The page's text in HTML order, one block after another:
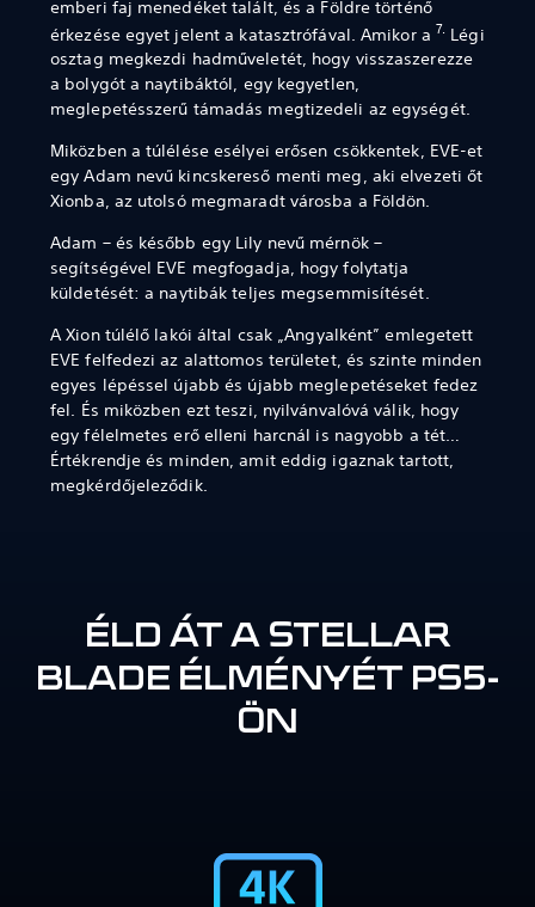
emberi faj menedéket talált, és a Földre történő
érkezése egyet jelent a katasztrófával. Amikor a 7. Légi
osztag megkezdi hadműveletét, hogy visszaszerezze
a bolygót a naytibáktól, egy kegyetlen,
meglepetésszerű támadás megtizedeli az egységét.
Miközben a túlélése esélyei erősen csökkentek, EVE-et
egy Adam nevű kincskereső menti meg, aki elvezeti őt
Xionba, az utolsó megmaradt városba a Földön.
Adam – és később egy Lily nevű mérnök –
segítségével EVE megfogadja, hogy folytatja
küldetését: a naytibák teljes megsemmisítését.
A Xion túlélő lakói által csak „Angyalként” emlegetett
EVE felfedezi az alattomos területet, és szinte minden
egyes lépéssel újabb és újabb meglepetéseket fedez
fel. És miközben ezt teszi, nyilvánvalóvá válik, hogy
egy félelmetes erő elleni harcnál is nagyobb a tét…
Értékrendje és minden, amit eddig igaznak tartott,
megkérdőjeleződik.
ÉLD ÁT A STELLAR
BLADE ÉLMÉNYÉT PS5-
ÖN